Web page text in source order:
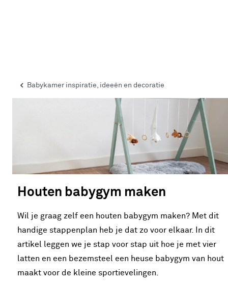
Babykamer inspiratie, ideeën en decoratie
Houten babygym maken
Wil je graag zelf een houten babygym maken? Met dit
handige stappenplan heb je dat zo voor elkaar. In dit
artikel leggen we je stap voor stap uit hoe je met vier
latten en een bezemsteel een heuse babygym van hout
maakt voor de kleine sportievelingen.